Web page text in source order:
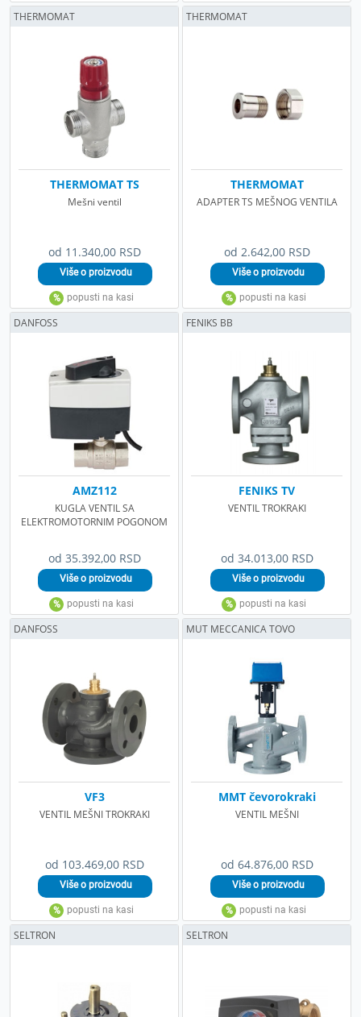
od 11.340,00 RSD
THERMOMAT TS
Mešni ventil
THERMOMAT
od 2.642,00 RSD
THERMOMAT
ADAPTER TS MEŠNOG VENTILA
THERMOMAT
od 35.392,00 RSD
AMZ112
KUGLA VENTIL SA
ELEKTROMOTORNIM POGONOM
DANFOSS
od 34.013,00 RSD
FENIKS TV
VENTIL TROKRAKI
FENIKS BB
od 103.469,00 RSD
VF3
VENTIL MEŠNI TROKRAKI
DANFOSS
od 64.876,00 RSD
MMT čevorokraki
VENTIL MEŠNI
MUT MECCANICA TOVO
SELTRON SELTRON